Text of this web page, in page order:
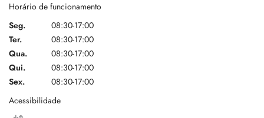
Horário de funcionamento
Seg.
08:30-17:00
Ter.
08:30-17:00
Qua.
08:30-17:00
Qui.
08:30-17:00
Sex.
08:30-17:00
Acessibilidade